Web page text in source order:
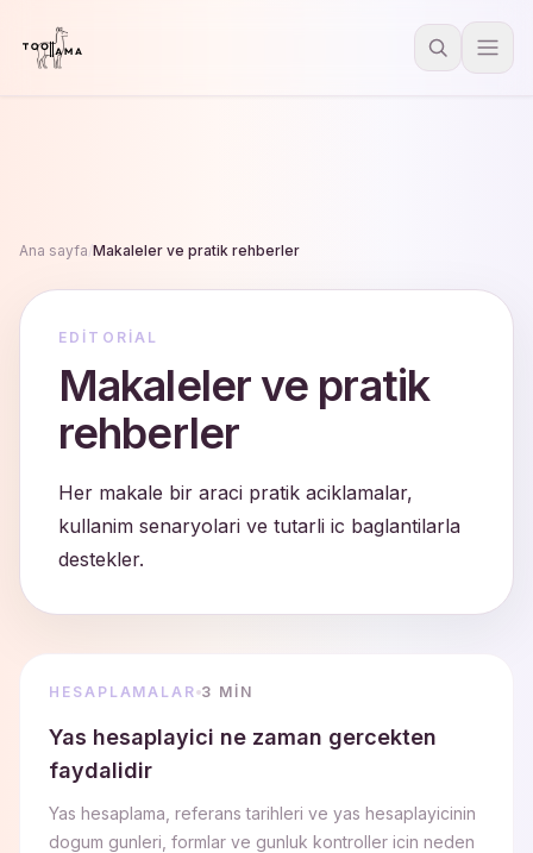
Ana sayfa Makaleler ve pratik rehberler
EDITORIAL
Makaleler ve pratik
rehberler
Her makale bir araci pratik aciklamalar,
kullanim senaryolari ve tutarli ic baglantilarla
destekler.
HESAPLAMALAR 3 MIN
Yas hesaplayici ne zaman gercekten
faydalidir
Yas hesaplama, referans tarihleri ve yas hesaplayicinin
dogum gunleri, formlar ve gunluk kontroller icin neden